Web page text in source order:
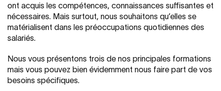
ont acquis les compétences, connaissances suffisantes et
nécessaires. Mais surtout, nous souhaitons qu’elles se
matérialisent dans les préoccupations quotidiennes des
salariés.
Nous vous présentons trois de nos principales formations
mais vous pouvez bien évidemment nous faire part de vos
besoins spécifiques.